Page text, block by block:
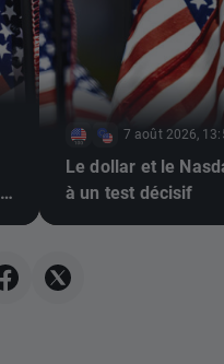
7 août 2026,
Le dollar et le
à un test décisif